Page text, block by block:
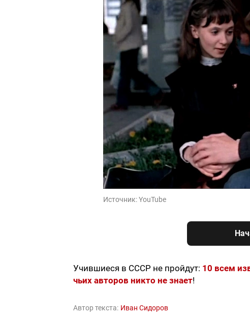
Источник:YouTube
Учившиеся в СССР не пройдут: 10 всем
чьих авторов никто не знает!
Автор текста: Иван Сидоров